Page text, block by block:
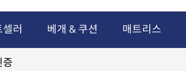
러 베개 & 쿠션 매트리스
증